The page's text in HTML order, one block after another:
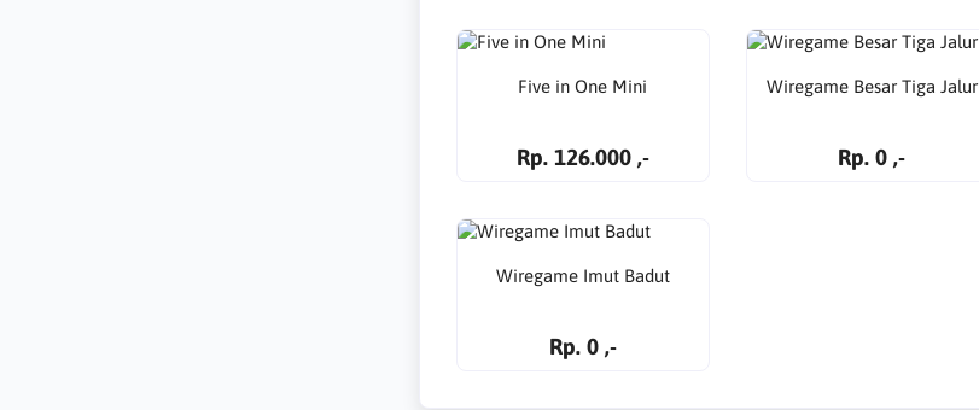
Five in One Mini
Rp. 126.000 ,-
Wiregame Besar Tiga Jalur
Rp. 0 ,-
Wiregame Imut Badut
Rp. 0 ,-